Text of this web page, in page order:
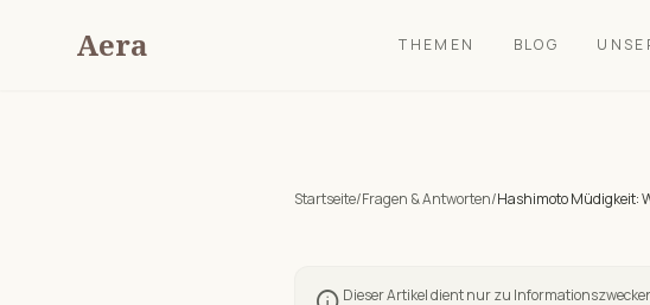
Aera THEMEN BLOG
Startseite/Fragen & Antworten/Hashimoto Müdigkeit:
Dieser Artikel dient nur zu